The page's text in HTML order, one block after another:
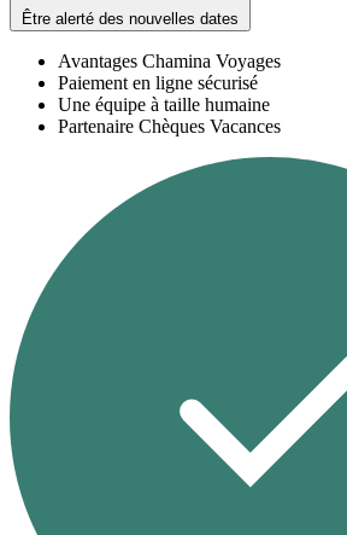
Être alerté des nouvelles dates
Avantages Chamina Voyages
Paiement en ligne sécurisé
Une équipe à taille humaine
Partenaire Chèques Vacances